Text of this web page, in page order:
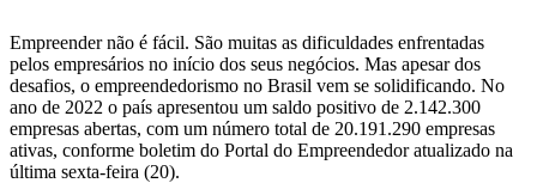
Empreender não é fácil. São muitas as dificuldades enfrentadas
pelos empresários no início dos seus negócios. Mas apesar dos
desafios, o empreendedorismo no Brasil vem se solidificando. No
ano de 2022 o país apresentou um saldo positivo de 2.142.300
empresas abertas, com um número total de 20.191.290 empresas
ativas, conforme boletim do Portal do Empreendedor atualizado na
última sexta-feira (20).